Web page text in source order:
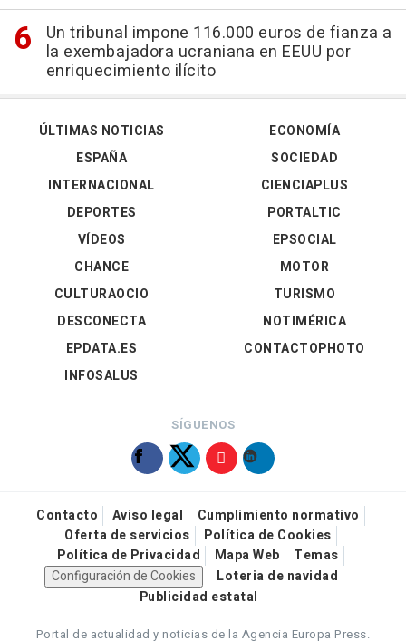
Un tribunal impone 116.000 euros de fianza a
la exembajadora ucraniana en EEUU por
enriquecimiento ilícito
ÚLTIMAS NOTICIAS
ESPAÑA
INTERNACIONAL
DEPORTES
VÍDEOS
ECONOMÍA
SOCIEDAD
CIENCIAPLUS
PORTALTIC
EPSOCIAL
CHANCE
CULTURAOCIO
DESCONECTA
EPDATA.ES
INFOSALUS
MOTOR
TURISMO
NOTIMÉRICA
CONTACTOPHOTO
SÍGUENOS
Contacto Aviso legal
Cumplimiento normativo
Oferta de servicios
Política de Cookies
Política de Privacidad
Mapa Web
Temas
Configuración de Cookies
Loteria de navidad
Publicidad estatal
Portal de actualidad y noticias de la Agencia Europa Press.